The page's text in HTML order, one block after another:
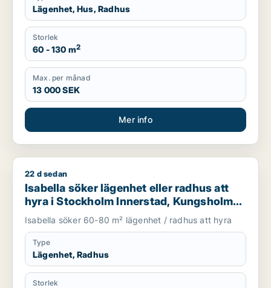
Lägenhet, Hus, Radhus
Storlek
60 - 130 m2
Max. per månad
13 000 SEK
Mer info
Isabella söker lägenhet eller radhus att hyra i Stockholm
22 d sedan
Isabella söker lägenhet eller radhus att
hyra i Stockholm Innerstad, Kungsholmen
eller Vasastan m.fl.
Isabella söker 60-80 m² lägenhet / radhus att hyra
Type
Lägenhet, Radhus
Storlek